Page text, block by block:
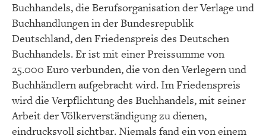
Buchhandels, die Berufsorganisation der Verlage und
Buchhandlungen in der Bundesrepublik
Deutschland, den Friedenspreis des Deutschen
Buchhandels. Er ist mit einer Preissumme von
25.000 Euro verbunden, die von den Verlegern und
Buchhändlern aufgebracht wird. Im Friedenspreis
wird die Verpflichtung des Buchhandels, mit seiner
Arbeit der Völkerverständigung zu dienen,
eindrucksvoll sichtbar. Niemals fand ein von einem